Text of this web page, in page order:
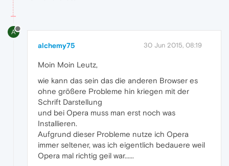
A
alchemy75 30 Jun 2015, 08:19
Moin Moin Leutz,
wie kann das sein das die anderen Browser es
ohne größere Probleme hin kriegen mit der
Schrift Darstellung
und bei Opera muss man erst noch was
Installieren.
Aufgrund dieser Probleme nutze ich Opera
immer seltener, was ich eigentlich bedauere weil
Opera mal richtig geil war......